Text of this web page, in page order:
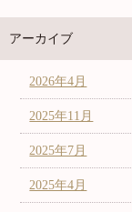
アーカイブ
2026年4月
2025年11月
2025年7月
2025年4月